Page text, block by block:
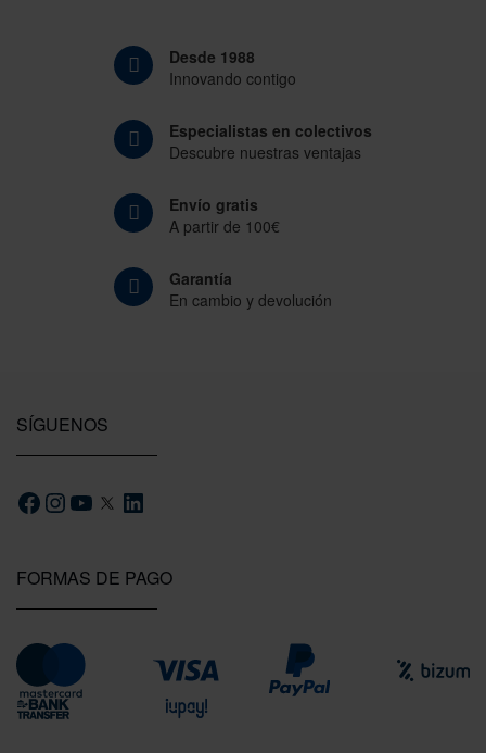
Desde 1988
Innovando contigo
Especialistas en colectivos
Descubre nuestras ventajas
Envío gratis
A partir de 100€
Garantía
En cambio y devolución
FORMAS DE PAGO
SÍGUENOS